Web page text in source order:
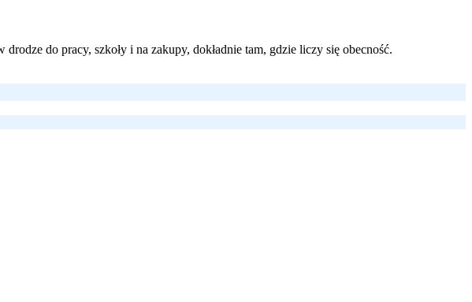
drodze do pracy, szkoły i na zakupy, dokładnie tam, gdzie liczy się obecność.